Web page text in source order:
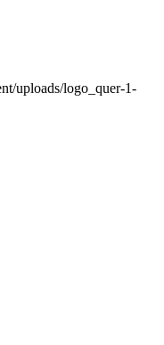
uploads/logo_quer-1-